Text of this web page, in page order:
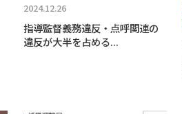
2024.12.26
指導監督義務違反・点呼関連の
違反が大半を占める...